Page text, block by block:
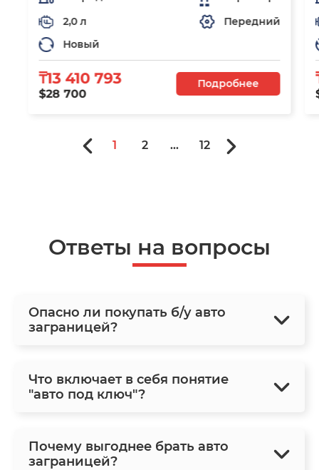
2,0 л
Передний
Новый
₸13 410 793
$28 700
Подробнее
1 2 ... 12
Ответы на вопросы
Опасно ли покупать б/у авто
заграницей?
Что включает в себя понятие
"авто под ключ"?
Почему выгоднее брать авто
заграницей?